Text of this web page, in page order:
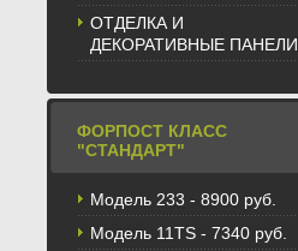
ОТДЕЛКА И
ДЕКОРАТИВНЫЕ ПАНЕЛИ
ФОРПОСТ КЛАСС
"СТАНДАРТ"
Модель 233 - 8900 руб.
Модель 11TS - 7340 руб.